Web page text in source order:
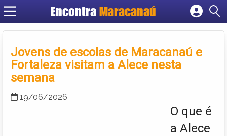
Encontra Maracanaú
Cadastrar empresa
Criar conta
Jovens de escolas de Maracanaú e
Fortaleza visitam a Alece nesta
semana
19/06/2026
O que é
a Alece